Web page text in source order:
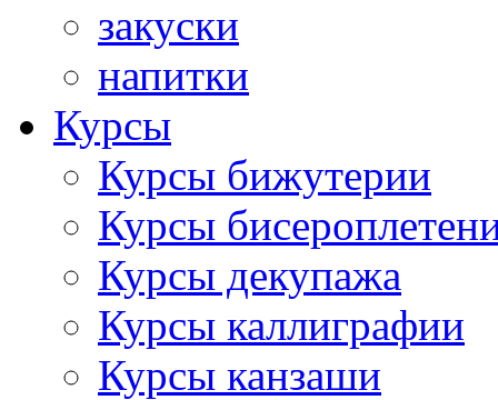
закуски
напитки
Курсы
Курсы бижутерии
Курсы
Курсы декупажа
Курсы каллиграфии
Курсы канзаши